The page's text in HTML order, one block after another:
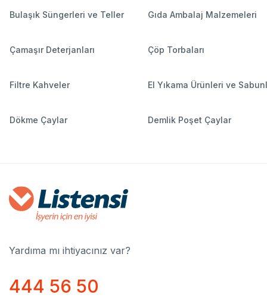
Bulaşık Süngerleri ve Teller Gıda Ambalaj Malzemeleri
Çamaşır Deterjanları Çöp Torbaları
Filtre Kahveler El Yıkama Ürünleri ve
Dökme Çaylar Demlik Poşet Çaylar
Yardıma mı ihtiyacınız var?
444 56 50